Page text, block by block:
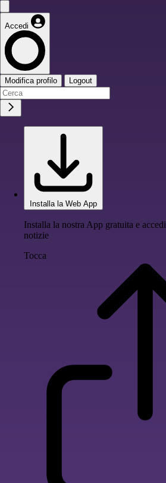
Accedi
Modifica profilo Logout
Installa la Web App
Installa la nostra App gratuita e
notizie
Tocca